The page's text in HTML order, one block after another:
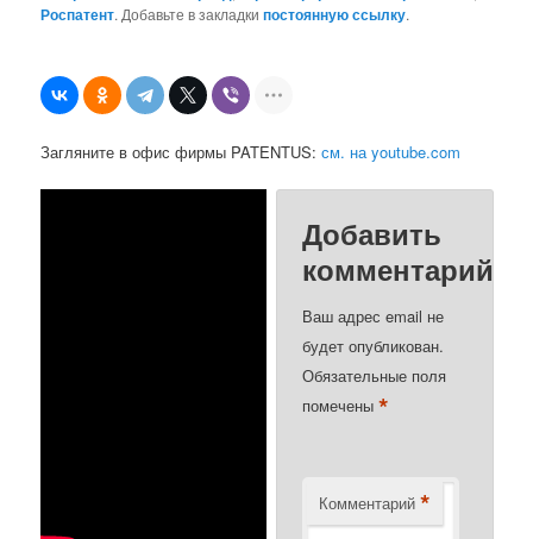
Роспатент. Добавьте в закладкипостоянную ссылку.
Загляните в офис фирмы PATENTUS:см. на youtube.com
Добавить
комментарий
Ваш адрес email не
будет опубликован.
Обязательные поля
помечены*
Комментарий *